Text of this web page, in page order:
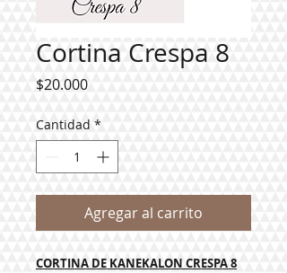
Cortina Crespa 8
$20.000Precio
Cantidad *
Agregar al carrito
CORTINA DE KANEKALON CRESPA 8